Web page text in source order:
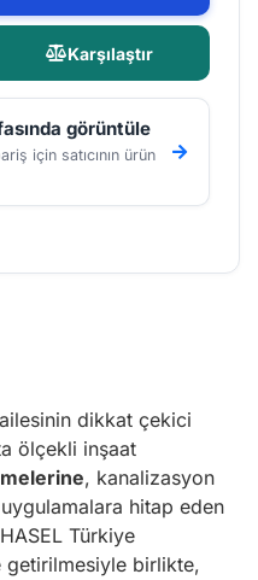
Karşılaştır
görüntüle
için satıcının ürün
dikkat çekici
ölçekli inşaat
, kanalizasyon
uygulamalara hitap eden
Türkiye
birlikte,